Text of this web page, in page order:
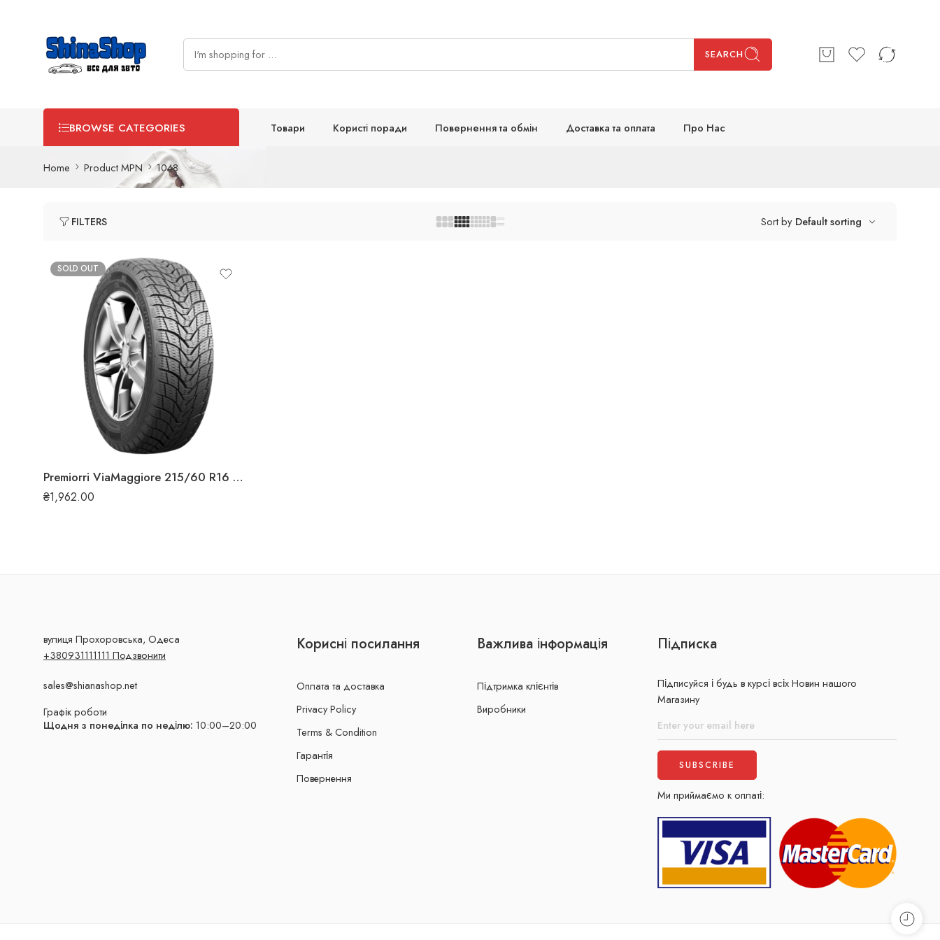
SEARCH
BROWSE CATEGORIES Товари Користі поради Повернення та обмін Доставка та оплата Про Нас
Home Product MPN 1048
FILTERS Sort by Default sorting
SOLD OUT
Premiorri ViaMaggiore 215/60 R16 95T зимова шина
₴1,962.00
вулиця Прохоровська, Одеса
+380931111111 Подзвонити
sales@shianashop.net
Графік роботи
Щодня з понеділка по неділю: 10:00–20:00
Корисні посилання
Оплата та доставка
Privacy Policy
Terms & Condition
Гарантія
Повернення
Важлива інформація
Підтримка клієнтів
Виробники
Підписка
Підписуйся і будь в курсі всіх Новин нашого
Магазину
Ми приймаємо к оплаті: